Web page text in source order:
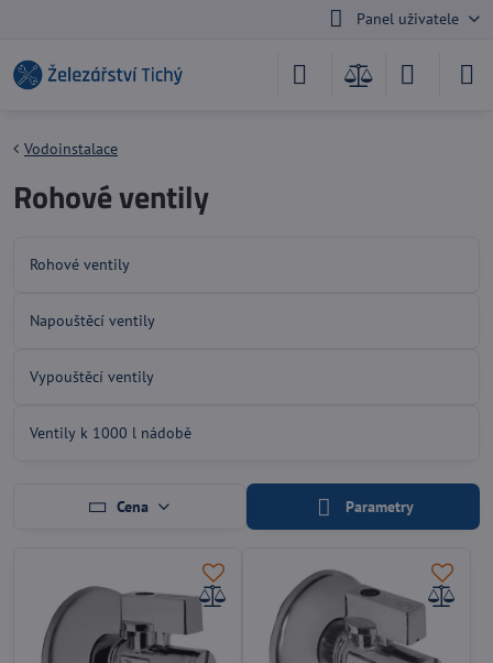
Panel uživatele
Vodoinstalace
Rohové ventily
Rohové ventily
Napouštěcí ventily
Vypouštěcí ventily
Ventily k 1000 l nádobě
Cena Parametry